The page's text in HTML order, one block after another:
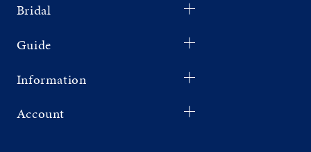
Bridal
Guide
Information
Account